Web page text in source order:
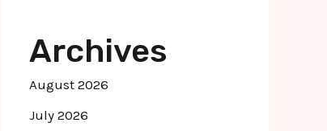
Archives
August 2026
July 2026